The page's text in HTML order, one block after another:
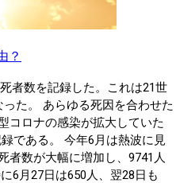
？
者数を記録した。これは21世
た。 あらゆる死因を合わせた
コロナの感染が拡大していた
である。 今年6月は熱波に見
者数が大幅に増加し、9741人
6月27日は650人、翌28日も